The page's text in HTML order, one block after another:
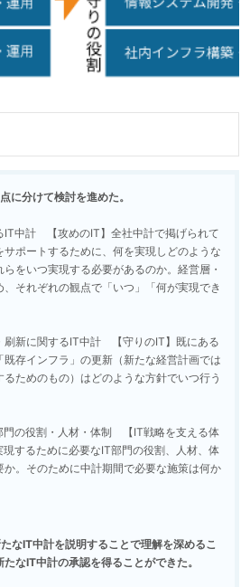
に分けて検討を進めた。
IT中計 【攻めのIT】全社中計で掲げられて
ポートするために、何を実現しどのような
をいつ実現する必要があるのか。経営層・
それぞれの観点で「いつ」「何が実現でき
刷新に関するIT中計 【守りのIT】既にある
既存インフラ」の更新（新たな経営計画では
ためのもの）はどのような方針でいつ行う
門の役割・人材・体制 【IT戦略を支える体
するために必要なIT部門の役割、人材、体
。そのために中計期間で必要な施策は何か
なIT中計を説明することで理解を深めるこ
なIT中計の承認を得ることができた。